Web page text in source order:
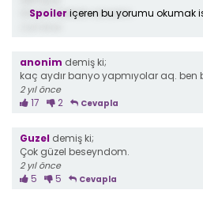
Onamı takıldın anonim
Spoiler içeren bu yorumu okumak
anonim demiş ki;
kaç aydır banyo yapmıyolar aq. ben
2 yıl önce
17 2 Cevapla
Guzel demiş ki;
Çok güzel beseyndom.
2 yıl önce
5 5 Cevapla